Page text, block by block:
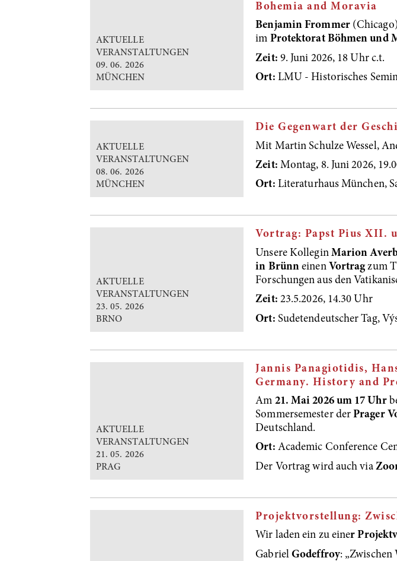
AKTUELLE
VERANSTALTUNGEN
09. 06. 2026
MÜNCHEN
Bohemia and Moravia
Benjamin Frommer(Chicago)
im Protektorat Böhmen und
Zeit: 9. Juni 2026, 18 Uhr c.t.
Ort: LMU - Historisches
AKTUELLE
VERANSTALTUNGEN
08. 06. 2026
MÜNCHEN
Die Gegenwart der
Mit Martin Schulze Wessel,
Zeit: Montag, 8. Juni 2026,
Ort: Literaturhaus München,
AKTUELLE
VERANSTALTUNGEN
23. 05. 2026
BRNO
Vortrag: Papst Pius XII.
Unsere Kollegin Marion
in Brünn einen Vortrag zum
Forschungen aus den
Zeit: 23.5.2026, 14.30 Uhr
Ort: Sudetendeutscher Tag,
AKTUELLE
VERANSTALTUNGEN
21. 05. 2026
PRAG
Jannis Panagiotidis,
Germany. History and
Am 21. Mai 2026 um 17 Uhr
Sommersemester derPrager
Deutschland.
Ort: Academic Conference
Der Vortrag wird auch via
Projektvorstellung:
Wir laden ein zu einer
GabrielGodeffroy: